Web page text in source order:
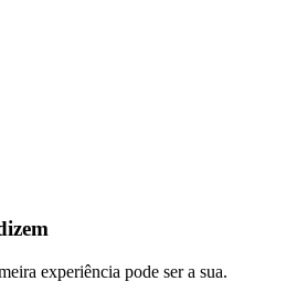
experiência pode ser a sua.